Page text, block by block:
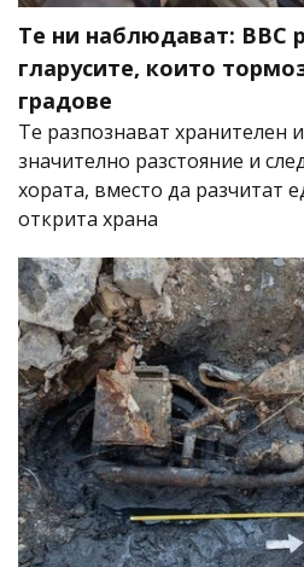
Те ни наблюдават: BBC
гларусите, които
градове
Те разпознават хранителен
значително разстояние и
хората, вместо да разчитат
открита храна